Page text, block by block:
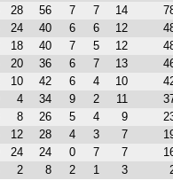
28 56 7 7 14
24 40 6 6 12
18 40 7 5 12
20 36 6 7 13
10 42 6 4 10
4 34 9 2 11
8 26 5 4 9
12 28 4 3 7
24 24 0 7 7
2 8 2 1 3